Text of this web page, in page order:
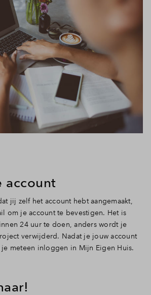
account
jij zelf het account hebt aangemaakt,
om je account te bevestigen. Het is
24 uur te doen, anders wordt je
verwijderd. Nadat je jouw account
meteen inloggen in Mijn Eigen Huis.